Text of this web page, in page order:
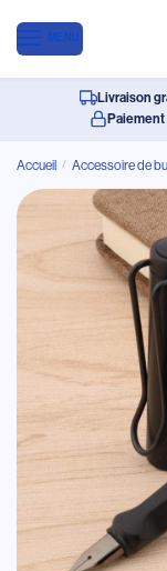
MENU
Livraison
Paiement
Accueil / Accessoire de